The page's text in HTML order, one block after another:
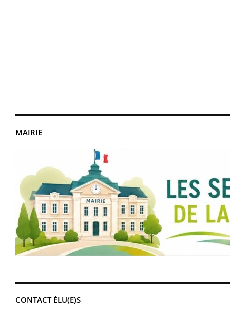
MAIRIE
CONTACT ÉLU(E)S